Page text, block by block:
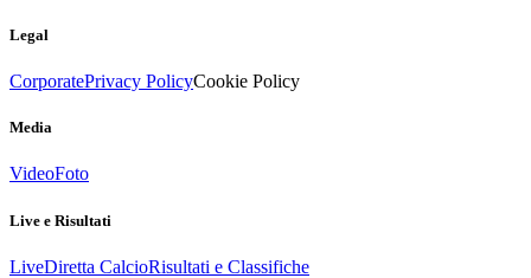
Legal
CorporatePrivacy PolicyCookie Policy
Media
VideoFoto
Live e Risultati
LiveDiretta CalcioRisultati e Classifiche